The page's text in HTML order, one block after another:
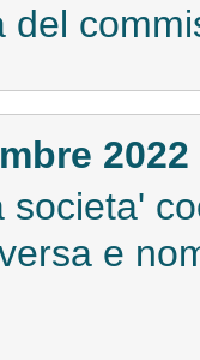
del
2022
societa'
e